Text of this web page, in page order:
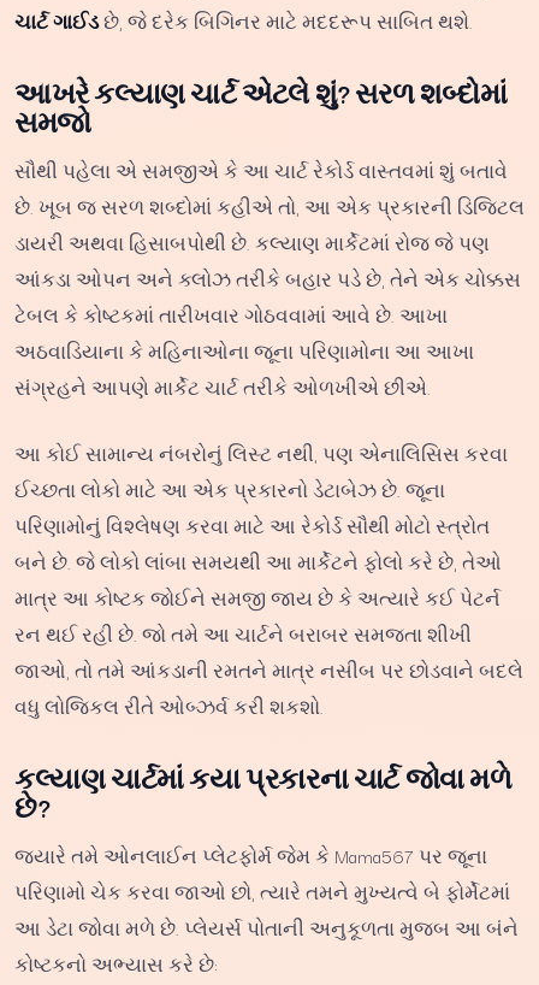
ચાર્ટ ગાઈડછે, જે દરેક બિગિનર માટે મદદરૂપ સાબિત થશે.
આખરે કલ્યાણ ચાર્ટ એટલે શું? સરળ શબ્દોમાં
સમજો
સૌથી પહેલા એ સમજીએ કે આ ચાર્ટ રેકોર્ડ વાસ્તવમાં શું બતાવે
છે. ખૂબ જ સરળ શબ્દોમાં કહીએ તો, આ એક પ્રકારની ડિજિટલ
ડાયરી અથવા હિસાબપોથી છે. કલ્યાણ માર્કેટમાં રોજ જે પણ
આંકડા ઓપન અને ક્લોઝ તરીકે બહાર પડે છે, તેને એક ચોક્કસ
ટેબલ કે કોષ્ટકમાં તારીખવાર ગોઠવવામાં આવે છે. આખા
અઠવાડિયાના કે મહિનાઓના જૂના પરિણામોના આ આખા
સંગ્રહને આપણે માર્કેટ ચાર્ટ તરીકે ઓળખીએ છીએ.
આ કોઈ સામાન્ય નંબરોનું લિસ્ટ નથી, પણ એનાલિસિસ કરવા
ઈચ્છતા લોકો માટે આ એક પ્રકારનો ડેટાબેઝ છે. જૂના
પરિણામોનું વિશ્લેષણ કરવા માટે આ રેકોર્ડ સૌથી મોટો સ્ત્રોત
બને છે. જે લોકો લાંબા સમયથી આ માર્કેટને ફોલો કરે છે, તેઓ
માત્ર આ કોષ્ટક જોઈને સમજી જાય છે કે અત્યારે કઈ પેટર્ન
રન થઈ રહી છે. જો તમે આ ચાર્ટને બરાબર સમજતા શીખી
જાઓ, તો તમે આંકડાની રમતને માત્ર નસીબ પર છોડવાને બદલે
વધુ લોજિકલ રીતે ઓબ્ઝર્વ કરી શકશો.
કલ્યાણ ચાર્ટમાં કયા પ્રકારના ચાર્ટ જોવા મળે
છે?
જ્યારે તમે ઓનલાઈન પ્લેટફોર્મ જેમ કે Mama567 પર જૂના
પરિણામો ચેક કરવા જાઓ છો, ત્યારે તમને મુખ્યત્વે બે ફોર્મેટમાં
આ ડેટા જોવા મળે છે. પ્લેયર્સ પોતાની અનુકૂળતા મુજબ આ બંને
કોષ્ટકનો અભ્યાસ કરે છે: